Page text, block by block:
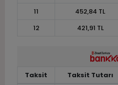
11
452,84 TL
12
421,91 TL
Taksit Taksit Tutarı